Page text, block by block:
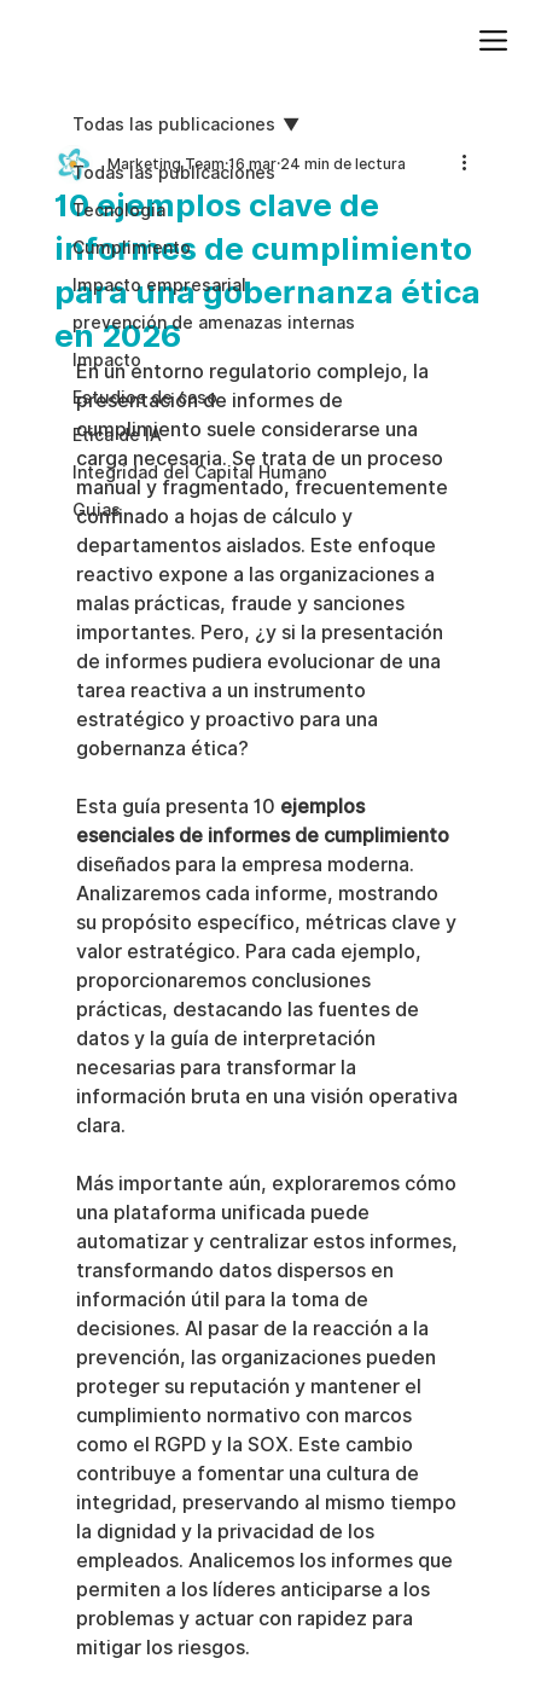
Todas las publicaciones
Tecnologia
Cumplimiento
Impacto empresarial
prevención de amenazas internas
Impacto
Estudios de caso
Etica de IA
Integridad del Capital Humano
Guias
Todas las publicaciones
10 ejemplos clave de
informes de cumplimiento
para una gobernanza ética
en 2026
Marketing Team 16 mar 24 min de lectura
En un entorno regulatorio complejo, la
presentación de informes de
cumplimiento suele considerarse una
carga necesaria. Se trata de un proceso
manual y fragmentado, frecuentemente
confinado a hojas de cálculo y
departamentos aislados. Este enfoque
reactivo expone a las organizaciones a
malas prácticas, fraude y sanciones
importantes. Pero, ¿y si la presentación
de informes pudiera evolucionar de una
tarea reactiva a un instrumento
estratégico y proactivo para una
gobernanza ética?
Esta guía presenta 10 ejemplos
esenciales de informes de cumplimiento
diseñados para la empresa moderna.
Analizaremos cada informe, mostrando
su propósito específico, métricas clave y
valor estratégico. Para cada ejemplo,
proporcionaremos conclusiones
prácticas, destacando las fuentes de
datos y la guía de interpretación
necesarias para transformar la
información bruta en una visión operativa
clara.
Más importante aún, exploraremos cómo
una plataforma unificada puede
automatizar y centralizar estos informes,
transformando datos dispersos en
información útil para la toma de
decisiones. Al pasar de la reacción a la
prevención, las organizaciones pueden
proteger su reputación y mantener el
cumplimiento normativo con marcos
como el RGPD y la SOX. Este cambio
contribuye a fomentar una cultura de
integridad, preservando al mismo tiempo
la dignidad y la privacidad de los
empleados. Analicemos los informes que
permiten a los líderes anticiparse a los
problemas y actuar con rapidez para
mitigar los riesgos.